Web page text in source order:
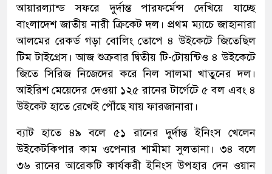
আয়ারল্যান্ড সফরে দুর্দান্ত পারফর্মেন্স দেখিয়ে যাচ্ছে
বাংলাদেশ জাতীয় নারী ক্রিকেট দল। প্রথম ম্যাচে জাহানারা
আলমের রেকর্ড গড়া বোলিং তোপে ৪ উইকেটে জিতেছিল
টিম টাইগ্রেস। আজ শুক্রবার দ্বিতীয় টি-টোয়ন্টিও ৪ উইকেটে
জিতে সিরিজ নিজেদের করে নিল সালমা খাতুনের দল।
আইরিশ মেয়েদের দেওয়া ১২৫ রানের টার্গেটে ৫ বল এবং ৪
উইকেট হাতে রেখেই পৌঁছে যায় ফারজানারা।
ব্যাট হাতে ৪৯ বলে ৫১ রানের দুর্দান্ত ইনিংস খেলেন
উইকেটকিপার কাম ওপেনার শামীমা সুলতানা। ৩৪ বলে
৩৬ রানের আরেকটি কার্যকরী ইনিংস উপহার দেন ওয়ান